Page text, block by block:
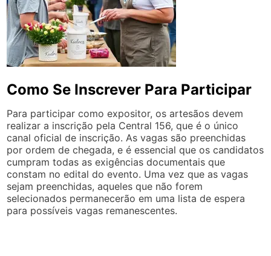
Como Se Inscrever Para Participar
Para participar como expositor, os artesãos devem
realizar a inscrição pela Central 156, que é o único
canal oficial de inscrição. As vagas são preenchidas
por ordem de chegada, e é essencial que os candidatos
cumpram todas as exigências documentais que
constam no edital do evento. Uma vez que as vagas
sejam preenchidas, aqueles que não forem
selecionados permanecerão em uma lista de espera
para possíveis vagas remanescentes.